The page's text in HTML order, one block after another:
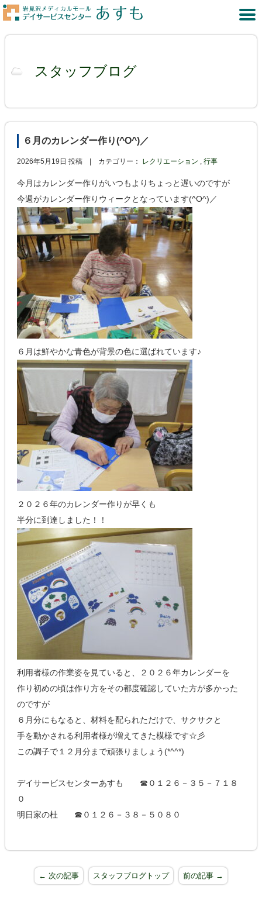
スタッフブログ
６月のカレンダー作り(^O^)／
2026年5月19日 投稿 | カテゴリー： レクリエーション ,行事
今月はカレンダー作りがいつもよりちょっと遅いのですが
今週がカレンダー作りウィークとなっています(^O^)／
６月は鮮やかな青色が背景の色に選ばれています♪
２０２６年のカレンダー作りが早くも
半分に到達しました！！
利用者様の作業姿を見ていると、２０２６年カレンダーを
作り初めの頃は作り方をその都度確認していた方が多かった
のですが
６月分にもなると、材料を配られただけで、サクサクと
手を動かされる利用者様が増えてきた模様です☆彡
この調子で１２月分まで頑張りましょう(*^^*)
デイサービスセンターあすも ☎０１２６－３５－７１８
０
明日家の杜 ☎０１２６－３８－５０８０
← 次の記事 スタッフブログトップ 前の記事 →